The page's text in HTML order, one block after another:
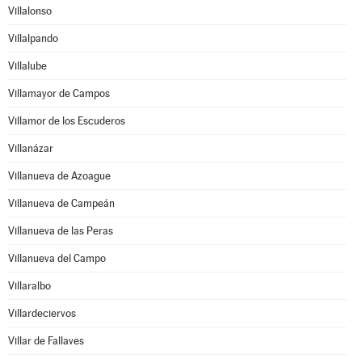
Villalonso
Villalpando
Villalube
Villamayor de Campos
Villamor de los Escuderos
Villanázar
Villanueva de Azoague
Villanueva de Campeán
Villanueva de las Peras
Villanueva del Campo
Villaralbo
Villardeciervos
Villar de Fallaves